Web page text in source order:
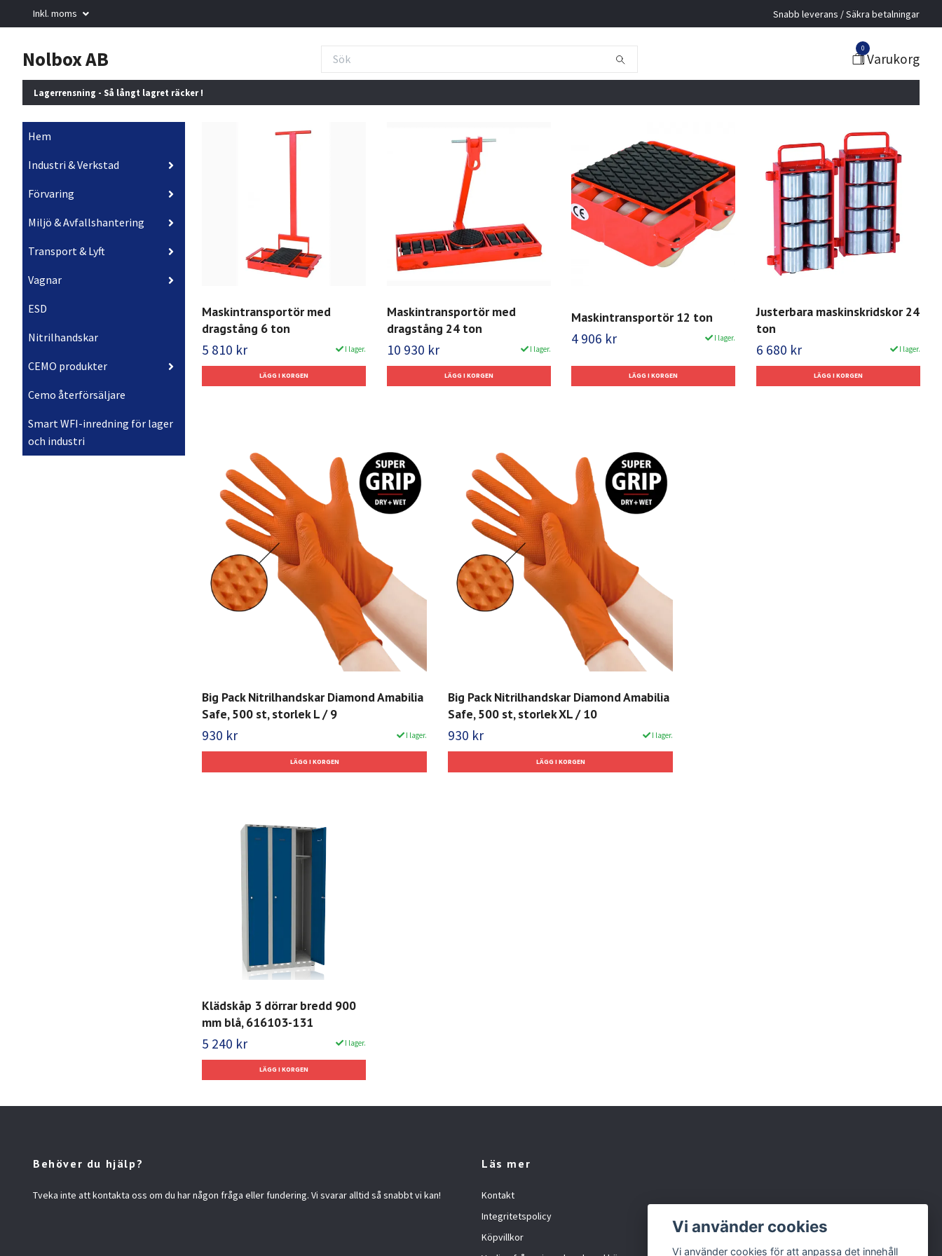
Inkl. moms Snabb leverans / Säkra betalningar
Nolbox AB 0
Varukorg
Lagerrensning - Så långt lagret räcker !
Hem
Industri & Verkstad
Förvaring
Miljö & Avfallshantering
Transport & Lyft
Vagnar
ESD
Nitrilhandskar
CEMO produkter
Cemo återförsäljare
Smart WFI-inredning för lager
och industri
Maskintransportör med
dragstång 6 ton
5 810 kr I lager.
Maskintransportör med
dragstång 24 ton
10 930 kr I lager.
Maskintransportör 12 ton
4 906 kr I lager.
Justerbara maskinskridskor 24
ton
6 680 kr I lager.
Big Pack Nitrilhandskar Diamond Amabilia
Safe, 500 st, storlek L / 9
930 kr I lager.
Big Pack Nitrilhandskar Diamond Amabilia
Safe, 500 st, storlek XL / 10
930 kr I lager.
Klädskåp 3 dörrar bredd 900
mm blå, 616103-131
5 240 kr I lager.
Behöver du hjälp?
Tveka inte att kontakta oss om du har någon fråga eller fundering. Vi svarar alltid så snabbt vi kan!
Läs mer
Kontakt
Integritetspolicy
Köpvillkor
Vi använder cookies
Vi använder cookies för att anpassa det innehåll